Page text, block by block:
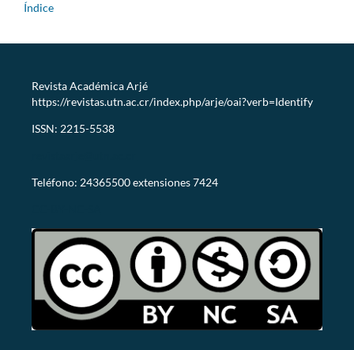
Índice
Revista Académica Arjé
https://revistas.utn.ac.cr/index.php/arje/oai?verb=Identify
ISSN: 2215-5538
Teléfono: 24365500 extensiones 7424